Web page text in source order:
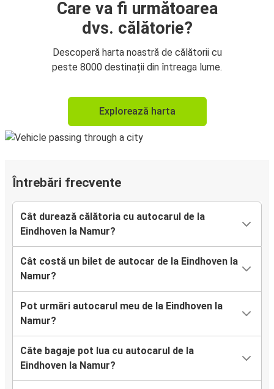
Care va fi următoarea
dvs. călătorie?
Descoperă harta noastră de călătorii cu
peste 8000 destinații din întreaga lume.
Explorează harta
Întrebări frecvente
Cât durează călătoria cu autocarul de la
Eindhoven la Namur?
Cât costă un bilet de autocar de la Eindhoven la
Namur?
Pot urmări autocarul meu de la Eindhoven la
Namur?
Câte bagaje pot lua cu autocarul de la
Eindhoven la Namur?